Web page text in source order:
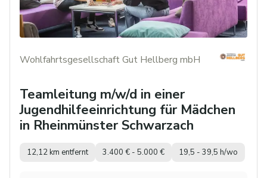
Wohlfahrtsgesellschaft Gut Hellberg mbH
Teamleitung m/w/d in einer
Jugendhilfeeinrichtung für Mädchen
in Rheinmünster Schwarzach
12,12 km entfernt 3.400 € - 5.000 € 19,5 - 39,5 h/wo